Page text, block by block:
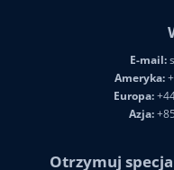
E-mail:
Ameryka:
Europa:
Azja:
Otrzymuj